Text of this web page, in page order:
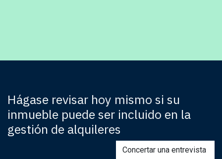
Hágase revisar hoy mismo si su
inmueble puede ser incluido en la
gestión de alquileres
Concertar una entrevista